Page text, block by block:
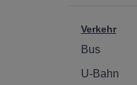
Verkehr
Bus
U-Bahn